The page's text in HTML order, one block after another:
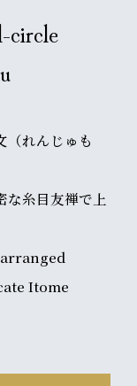
circle
（れんじゅも
な糸目友禅で上
Itome